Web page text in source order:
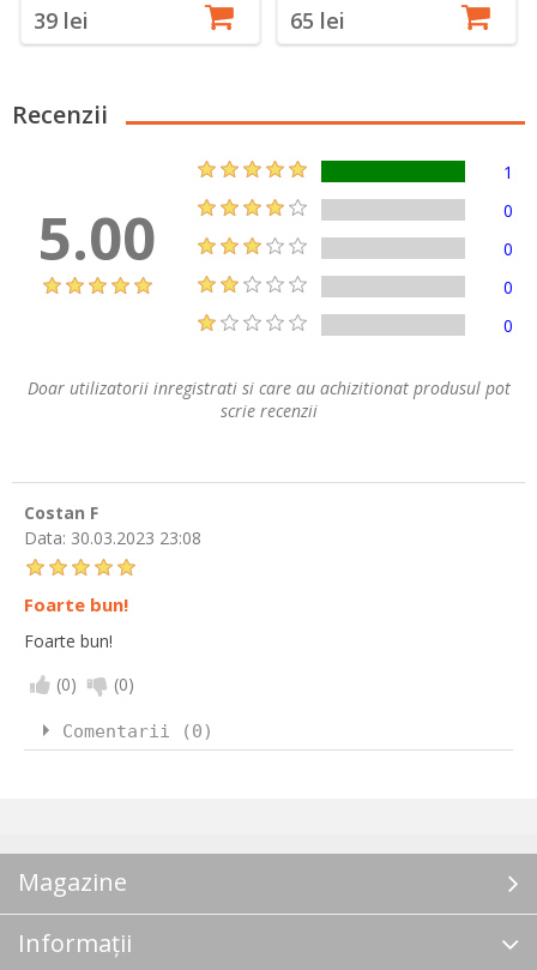
39 lei 65 lei
Recenzii
5.00
1
0
0
0
0
Doar utilizatorii inregistrati si care au achizitionat produsul pot
scrie recenzii
Costan F
Data: 30.03.2023 23:08
Foarte bun!
Foarte bun!
(0) (0)
Comentarii (0)
Magazine
Informații